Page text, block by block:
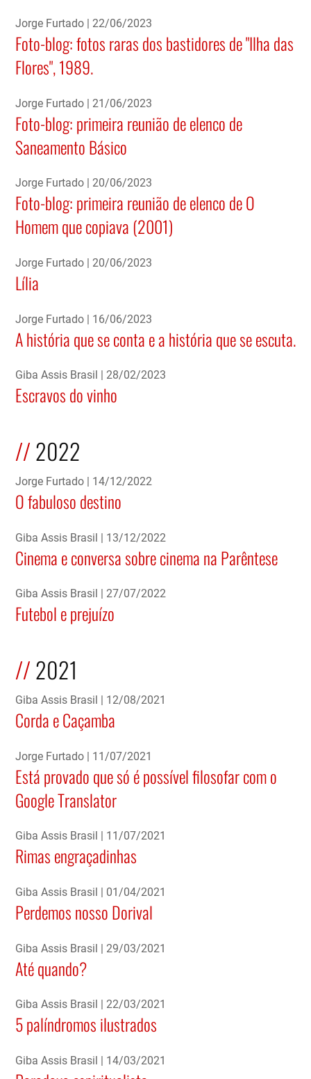
Jorge Furtado 22/06/2023
Foto-blog: fotos raras dos bastidores de "Ilha das
Flores", 1989.
Jorge Furtado 21/06/2023
Foto-blog: primeira reunião de elenco de
Saneamento Básico
Jorge Furtado 20/06/2023
Foto-blog: primeira reunião de elenco de O
Homem que copiava (2001)
Jorge Furtado 20/06/2023
Lília
Jorge Furtado 16/06/2023
A história que se conta e a história que se escuta.
Giba Assis Brasil 28/02/2023
Escravos do vinho
2022
Jorge Furtado 14/12/2022
O fabuloso destino
Giba Assis Brasil 13/12/2022
Cinema e conversa sobre cinema na Parêntese
Giba Assis Brasil 27/07/2022
Futebol e prejuízo
2021
Giba Assis Brasil 12/08/2021
Corda e Caçamba
Jorge Furtado 11/07/2021
Está provado que só é possível filosofar com o
Google Translator
Giba Assis Brasil 11/07/2021
Rimas engraçadinhas
Giba Assis Brasil 01/04/2021
Perdemos nosso Dorival
Giba Assis Brasil 29/03/2021
Até quando?
Giba Assis Brasil 22/03/2021
5 palíndromos ilustrados
Giba Assis Brasil 14/03/2021